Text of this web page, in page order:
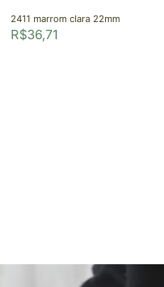
2411 marrom clara 22mm
R$36,71